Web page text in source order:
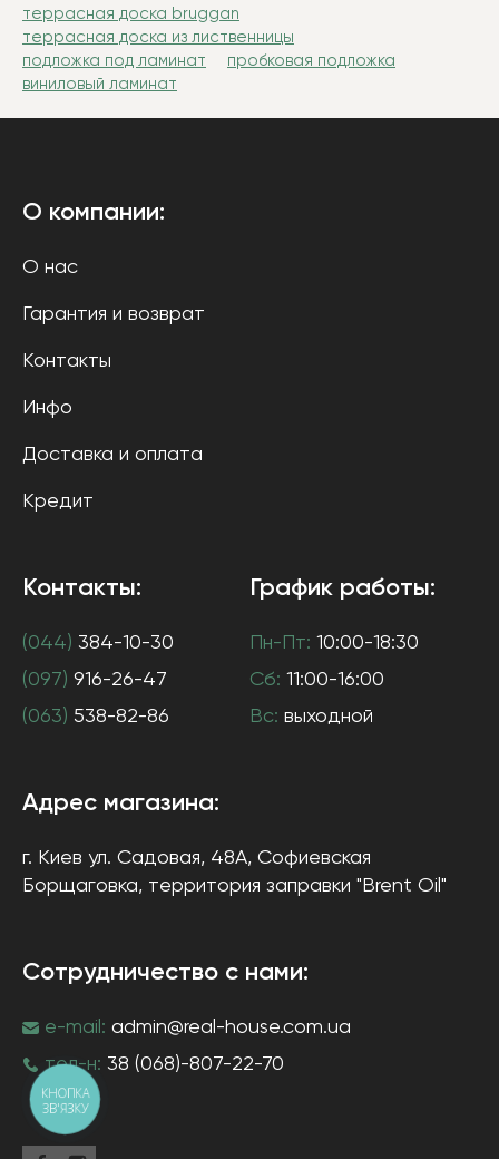
террасная доска bruggan
террасная доска из лиственницы
подложка под ламинат
пробковая подложка
виниловый ламинат
О компании:
О нас
Гарантия и возврат
Контакты
Инфо
Доставка и оплата
Кредит
Контакты:
(044) 384-10-30
(097) 916-26-47
(063) 538-82-86
График работы:
Пн-Пт: 10:00-18:30
Сб: 11:00-16:00
Вс: выходной
Адрес магазина:
г. Киев ул. Садовая, 48А, Софиевская
Борщаговка, территория заправки "Brent Oil"
Сотрудничество с нами:
e-mail: admin@real-house.com.ua
тел-н: 38 (068)-807-22-70
КНОПКА
ЗВ'ЯЗКУ